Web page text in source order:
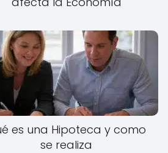
es una Hipoteca y como
se realiza